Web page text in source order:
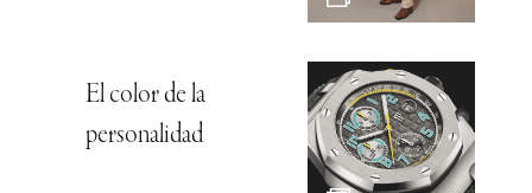
El color de la
personalidad